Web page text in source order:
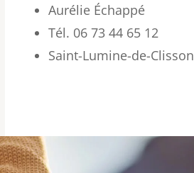
Aurélie Échappé
Tél. 06 73 44 65 12
Saint-Lumine-de-Clisson